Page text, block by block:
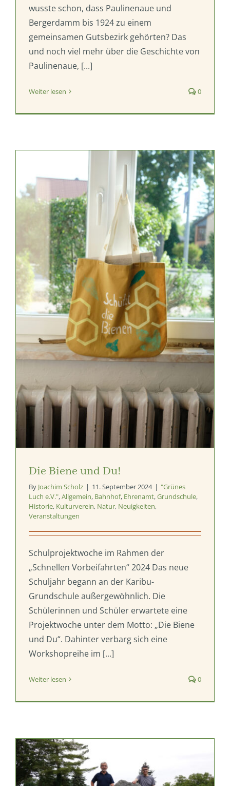
wusste schon, dass Paulinenaue und
Bergerdamm bis 1924 zu einem
gemeinsamen Gutsbezirk gehörten? Das
und noch viel mehr über die Geschichte von
Paulinenaue, [...]
Weiter lesen 0
Die Biene und Du!
By Joachim Scholz | 11. September 2024 | "Grünes
Luch e.V.",Allgemein, Bahnhof, Ehrenamt,Grundschule,
Historie, Kulturverein, Natur, Neuigkeiten,
Veranstaltungen
Schulprojektwoche im Rahmen der
„Schnellen Vorbeifahrten“ 2024 Das neue
Schuljahr begann an der Karibu-
Grundschule außergewöhnlich. Die
Schülerinnen und Schüler erwartete eine
Projektwoche unter dem Motto: „Die Biene
und Du“. Dahinter verbarg sich eine
Workshopreihe im [...]
Weiter lesen 0